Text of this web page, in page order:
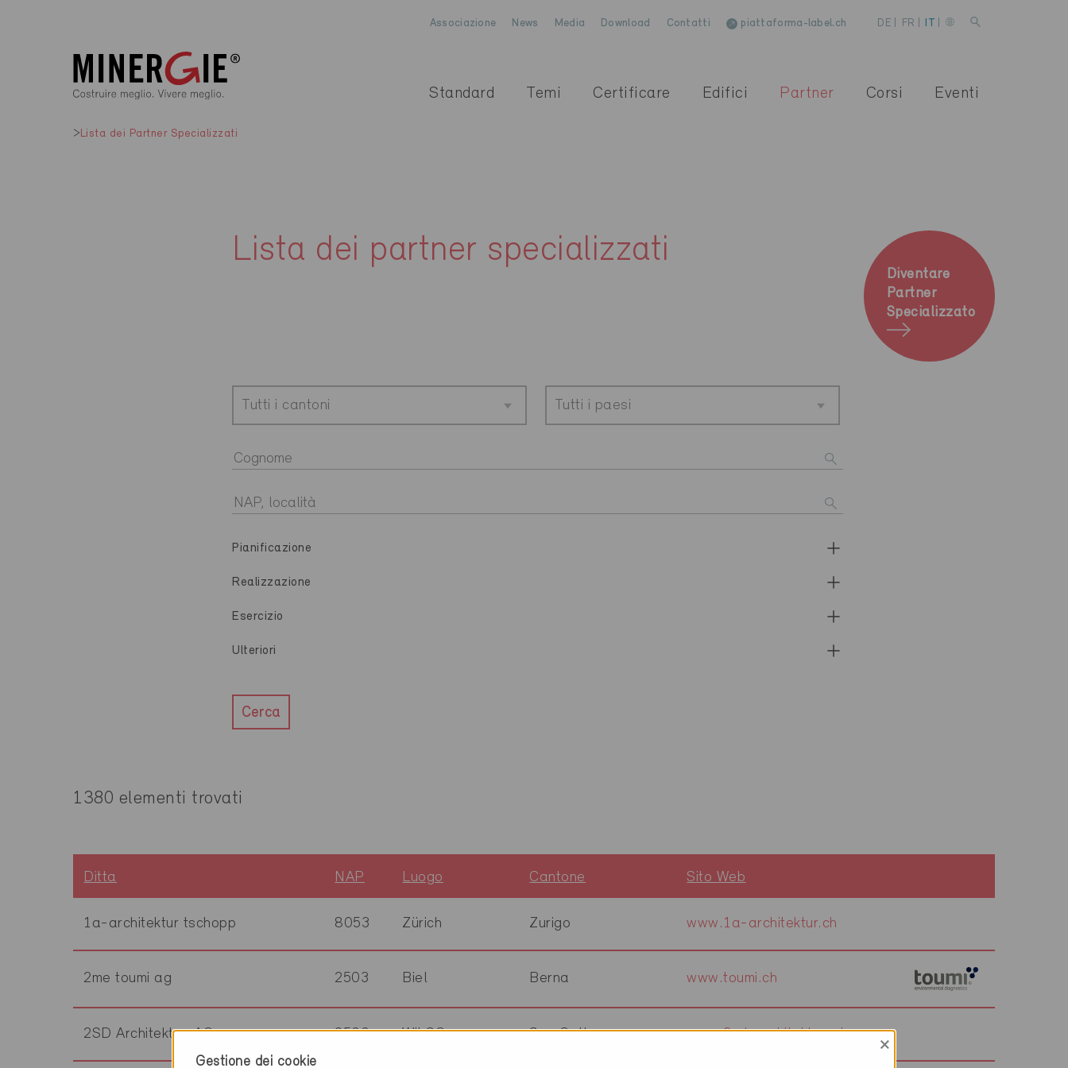
Associazione News Media Download Contatti piattaforma-label.ch DE FR IT
Standard Temi Certificare Edifici Partner Corsi Eventi
Lista dei Partner Specializzati
Lista dei partner specializzati
Diventare
Partner
Specializzato
Tutti i cantoni Tutti i paesi
Pianificazione
Realizzazione
Esercizio
Ulteriori
Cerca
1380 elementi trovati
Ditta NAP Luogo Cantone Sito Web
1a-architektur tschopp 8053 Zürich Zurigo www.1a-architektur.ch
2me toumi ag 2503 Biel Berna www.toumi.ch
2SD Architekten AG 9500 Wil SG San Gallo www.2sd-architekten.ch
Gestione dei cookie
×